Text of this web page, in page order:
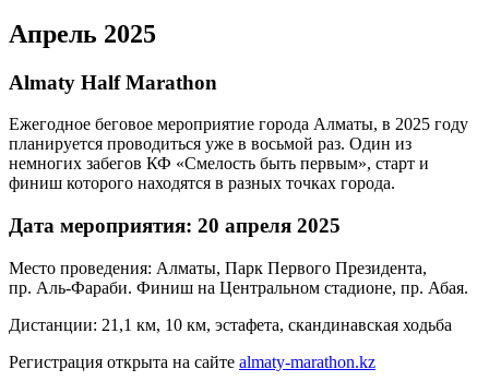
Апрель 2025
Almaty Half Marathon
Ежегодное беговое мероприятие города Алматы, в 2025 году
планируется проводиться уже в восьмой раз. Один из
немногих забегов КФ «Смелость быть первым», старт и
финиш которого находятся в разных точках города.
Дата мероприятия: 20 апреля 2025
Место проведения: Алматы, Парк Первого Президента,
пр. Аль-Фараби. Финиш на Центральном стадионе, пр. Абая.
Дистанции: 21,1 км, 10 км, эстафета, скандинавская ходьба
Регистрация открыта на сайте almaty-marathon.kz